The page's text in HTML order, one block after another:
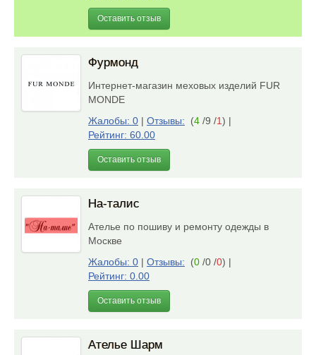
Оставить отзыв
Фурмонд
Интернет-магазин меховых изделий FUR
MONDE
Жалобы: 0 | Отзывы: (4 /9 /1) |
Рейтинг: 60.00
Оставить отзыв
На-талис
Ателье по пошиву и ремонту одежды в
Москве
Жалобы: 0 | Отзывы: (0 /0 /0) |
Рейтинг: 0.00
Оставить отзыв
Ателье Шарм